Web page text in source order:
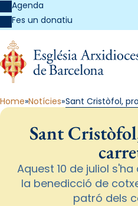
Agenda
Fes un donatiu
Home Notícies Sant Cristòfol,
Sant
Aquest 10 de juliol
la benedicció de
patró dels